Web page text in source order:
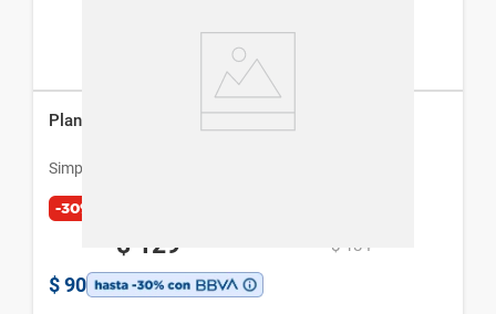
Planner Semanal Simplicity Basic Cherry
Simplicity
-30%
$ 129 $ 184
$ 90